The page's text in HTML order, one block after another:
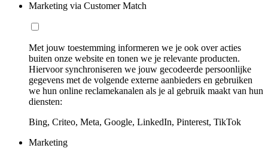
Marketing via Customer Match
Met jouw toestemming informeren we je ook over acties
buiten onze website en tonen we je relevante producten.
Hiervoor synchroniseren we jouw gecodeerde persoonlijke
gegevens met de volgende externe aanbieders en gebruiken
we hun online reclamekanalen als je al gebruik maakt van hun
diensten:
Bing, Criteo, Meta, Google, LinkedIn, Pinterest, TikTok
Marketing